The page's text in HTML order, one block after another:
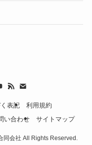
表記
利用規約
い合わせ サイトマップ
会社 All Rights Reserved.